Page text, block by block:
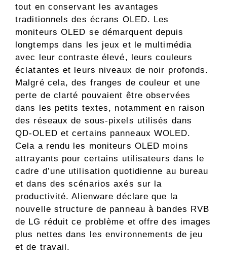
tout en conservant les avantages
traditionnels des écrans OLED. Les
moniteurs OLED se démarquent depuis
longtemps dans les jeux et le multimédia
avec leur contraste élevé, leurs couleurs
éclatantes et leurs niveaux de noir profonds.
Malgré cela, des franges de couleur et une
perte de clarté pouvaient être observées
dans les petits textes, notamment en raison
des réseaux de sous-pixels utilisés dans
QD-OLED et certains panneaux WOLED.
Cela a rendu les moniteurs OLED moins
attrayants pour certains utilisateurs dans le
cadre d’une utilisation quotidienne au bureau
et dans des scénarios axés sur la
productivité. Alienware déclare que la
nouvelle structure de panneau à bandes RVB
de LG réduit ce problème et offre des images
plus nettes dans les environnements de jeu
et de travail.